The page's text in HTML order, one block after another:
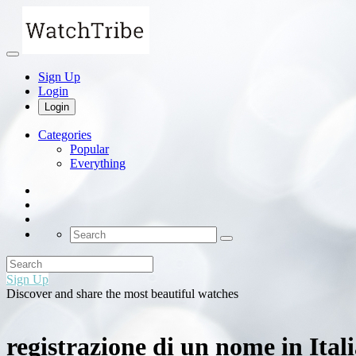
Sign Up
Login
Login
Categories
Popular
Everything
Sign Up
Discover and share the most beautiful watches
registrazione di un nome in